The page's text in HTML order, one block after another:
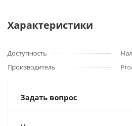
Характеристики
Доступность
Производитель
Задать вопрос